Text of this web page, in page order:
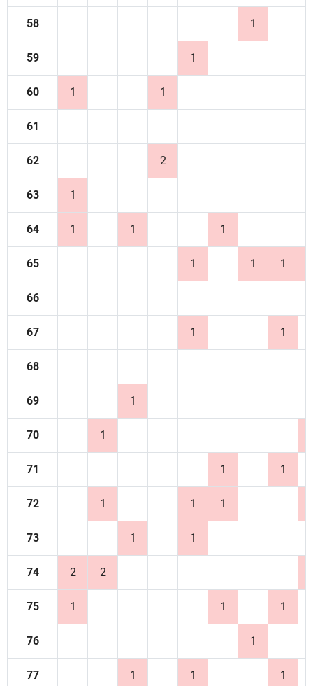
58 1
59 1
60 1 1
61
62 2
63 1
64 1 1 1
65 1 1 1
66
67 1 1
68
69 1
70 1
71 1 1
72 1 1 1
73 1 1
74 2 2
75 1 1 1
76 1
77 1 1 1